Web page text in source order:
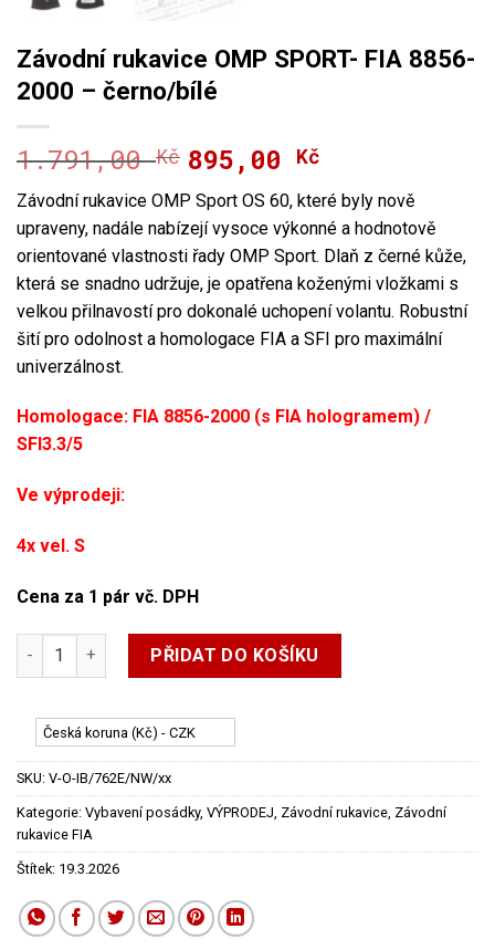
Závodní rukavice OMP SPORT- FIA 8856-
2000 – černo/bílé
1.791,00Kč Původní
cena
byla:
1.791,00 Kč.
895,00 Kč
Aktuální
cena
je:
895,00 Kč.
Závodní rukavice OMP Sport OS 60, které byly nově
upraveny, nadále nabízejí vysoce výkonné a hodnotově
orientované vlastnosti řady OMP Sport. Dlaň z černé kůže,
která se snadno udržuje, je opatřena koženými vložkami s
velkou přilnavostí pro dokonalé uchopení volantu. Robustní
šití pro odolnost a homologace FIA ​​a SFI pro maximální
univerzálnost.
Homologace: FIA 8856-2000 (s FIA hologramem) /
SFI3.3/5
Ve výprodeji:
4x vel. S
Cena za 1 pár vč. DPH
Závodní rukavice OMP SPORT- FIA 8856-2000 - černo/bílé
PŘIDAT DO KOŠÍKU
Česká koruna (Kč) - CZK
SKU: V-O-IB/762E/NW/xx
Kategorie: Vybavení posádky, VÝPRODEJ Závodní rukavice Závodní
rukavice FIA
Štítek: 19.3.2026